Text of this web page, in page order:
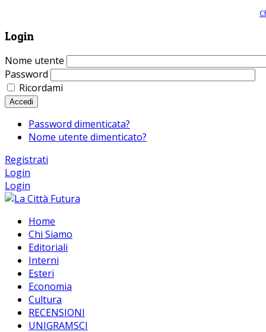
Login
Nome utente
Password
Ricordami
Accedi
Password dimenticata?
Nome utente dimenticato?
Registrati
Login
Login
Home
Chi Siamo
Editoriali
Interni
Esteri
Economia
Cultura
RECENSIONI
UNIGRAMSCI